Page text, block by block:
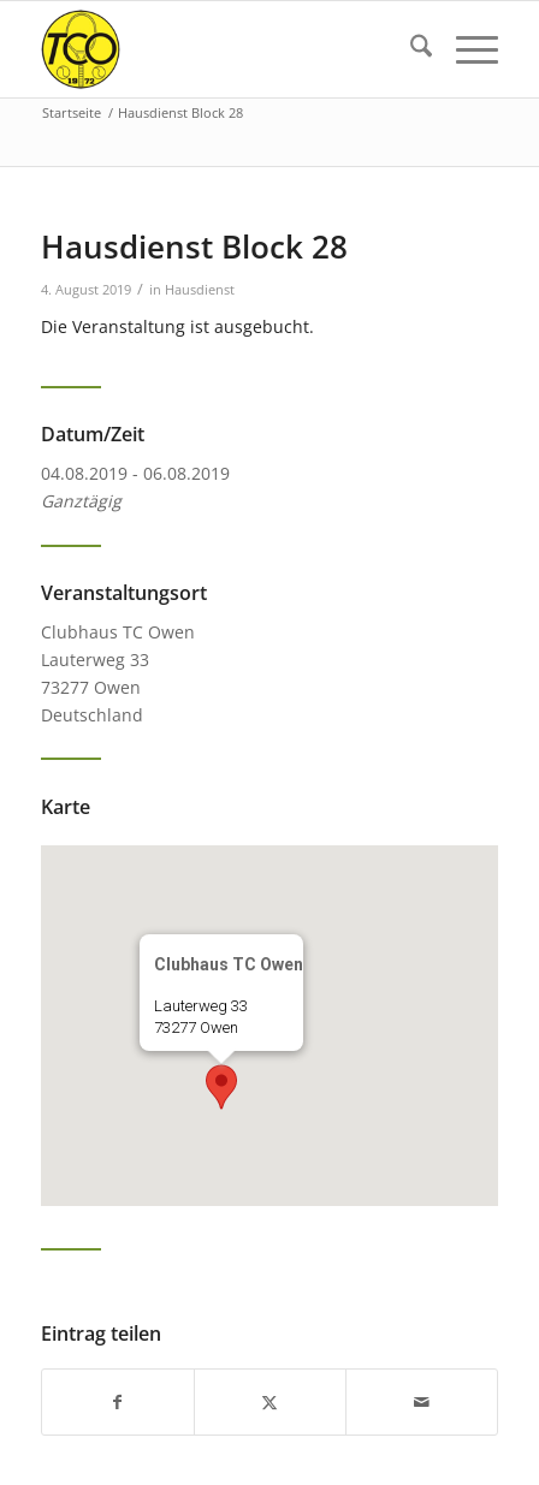
Startseite / Hausdienst Block 28
Hausdienst Block 28
4. August 2019 / in Hausdienst
Die Veranstaltung ist ausgebucht.
Datum/Zeit
04.08.2019 - 06.08.2019
Ganztägig
Veranstaltungsort
Clubhaus TC Owen
Lauterweg 33
73277 Owen
Deutschland
Karte
Clubhaus TC Owen
Lauterweg 33
73277 Owen
Eintrag teilen